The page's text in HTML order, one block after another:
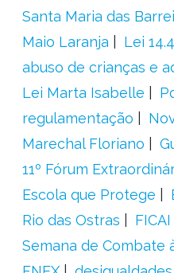
Santa Maria das
Maio Laranja
Lei
abuso de crianças e
Lei Marta Isabelle
regulamentação
Marechal Floriano
11º Fórum
Escola que Protege
Rio das Ostras
FICAI
Semana de Combate